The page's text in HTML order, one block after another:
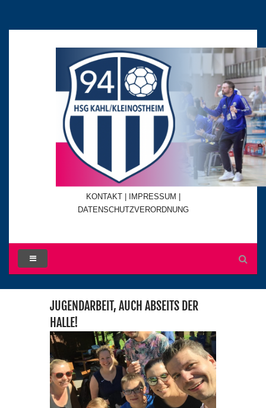
KONTAKT | IMPRESSUM |
DATENSCHUTZVERORDNUNG
JUGENDARBEIT, AUCH ABSEITS DER
HALLE!